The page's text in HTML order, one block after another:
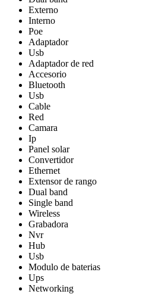
Externo
Interno
Poe
Adaptador
Usb
Adaptador de red
Accesorio
Bluetooth
Usb
Cable
Red
Camara
Ip
Panel solar
Convertidor
Ethernet
Extensor de rango
Dual band
Single band
Wireless
Grabadora
Nvr
Hub
Usb
Modulo de baterias
Ups
Networking